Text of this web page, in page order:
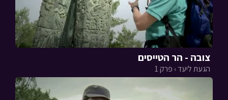
צובה - הר הטייסים
הגעת ליעד › פרק 1